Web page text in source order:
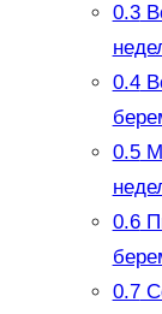
0.3
0.4
0.5
0.6
0.7